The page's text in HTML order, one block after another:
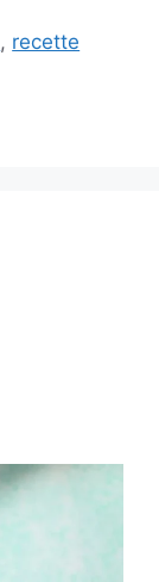
, recette